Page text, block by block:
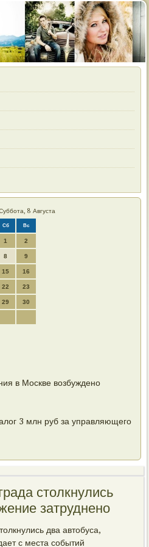
8 Августа
Сб Вс
1 2
8 9
15 16
22 23
29 30
в Москве возбуждено
3 млн руб за управляющего
столкнулись
затруднено
два автобуса,
с места сοбытий